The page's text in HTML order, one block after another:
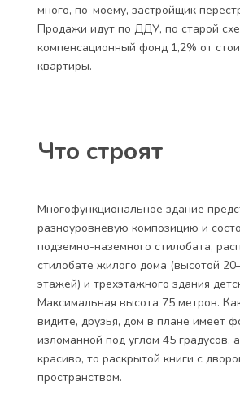
много, по-моему, застройщик
Продажи идут по ДДУ, по старой
компенсационный фонд 1,2% от
квартиры.
Что строят
Многофункциональное здание
разноуровневую композицию и
подземно-наземного стилобата,
стилобате жилого дома (высотой
этажей) и трехэтажного здания
Максимальная высота 75 метров.
видите, друзья, дом в плане имеет
изломанной под углом 45 градусов,
красиво, то раскрытой книги с
пространством.